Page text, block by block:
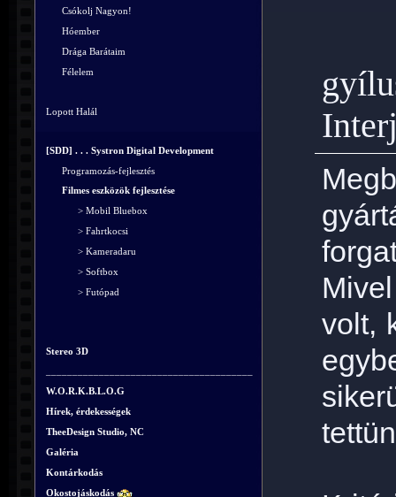
Csókolj Nagyon!
Hóember
Drága Barátaim
Félelem
Lopott Halál
[SDD] . . . Systron Digital Development
Programozás-fejlesztés
Filmes eszközök fejlesztése
> Mobil Bluebox
> Fahrtkocsi
> Kameradaru
> Softbox
> Futópad
Stereo 3D
W.O.R.K.B.L.O.G
Hírek, érdekességek
TheeDesign Studio, NC
Galéria
Kontárkodás
Okostojáskodás
volt,